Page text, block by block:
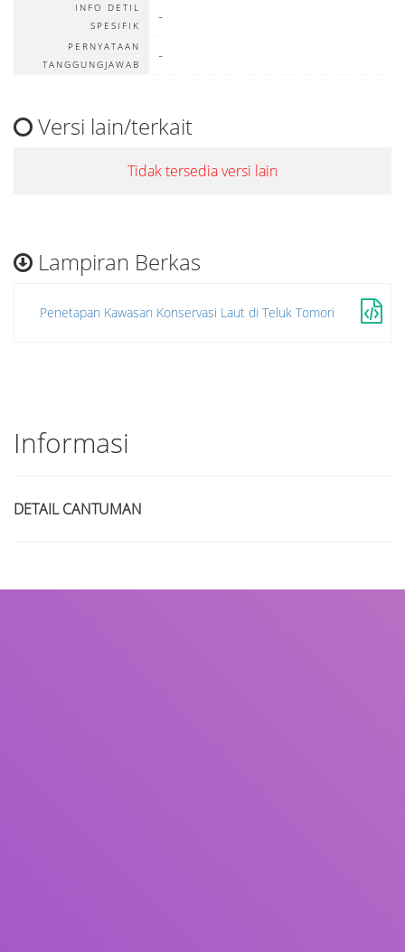
INFO DETIL
SPESIFIK
-
PERNYATAAN
TANGGUNGJAWAB
-
Versi lain/terkait
Tidak tersedia versi lain
Lampiran Berkas
Penetapan Kawasan Konservasi Laut di Teluk Tomori
Informasi
DETAIL CANTUMAN